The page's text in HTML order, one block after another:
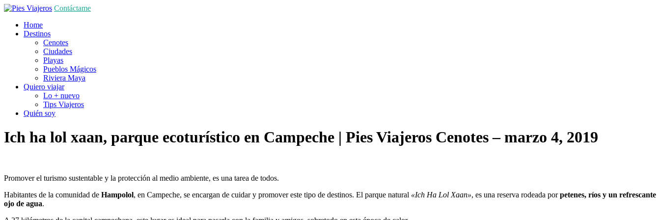
Contáctame
Home
Destinos
Cenotes
Ciudades
Playas
Pueblos Mágicos
Riviera Maya
Quiero viajar
Lo + nuevo
Tips Viajeros
Quién soy
Ich ha lol xaan, parque ecoturístico en Campeche | Pies Viajeros Cenotes– marzo 4, 2019
Promover el turismo sustentable y la protección al medio ambiente, es una tarea de todos.
Habitantes de la comunidad de Hampolol, en Campeche, se encargan de cuidar y promover este tipo de destinos. El parque natural «Ich Ha Lol Xaan», es una reserva rodeada porpetenes, ríos y un refrescante
ojo de agua.